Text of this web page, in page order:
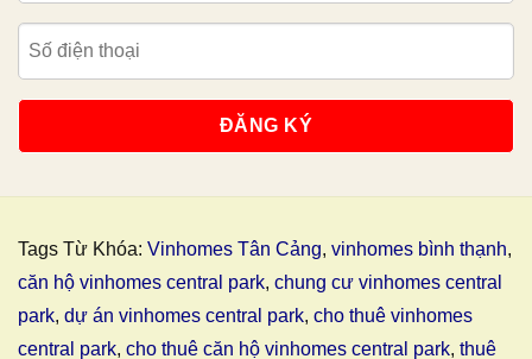
Tags Từ Khóa: Vinhomes Tân Cảng, vinhomes bình thạnh,
căn hộ vinhomes central park, chung cư vinhomes central
park, dự án vinhomes central park, cho thuê vinhomes
central park, cho thuê căn hộ vinhomes central park, thuê